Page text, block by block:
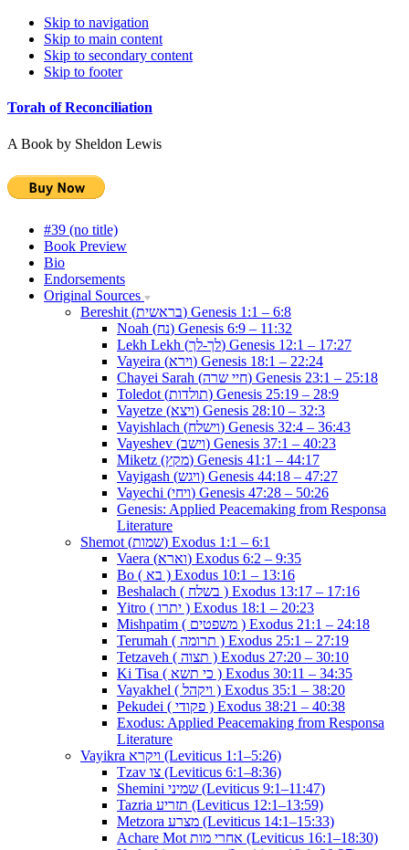
Skip to navigation
Skip to main content
Skip to secondary content
Skip to footer
Torah of Reconciliation
A Book by Sheldon Lewis
#39 (no title)
Book Preview
Bio
Endorsements
Original Sources
Bereshit (בראשית) Genesis 1:1 – 6:8
Noah (נח) Genesis 6:9 – 11:32
Lekh Lekh (לך-לך) Genesis 12:1 – 17:27
Vayeira (וירא) Genesis 18:1 – 22:24
Chayei Sarah (חיי שרה) Genesis 23:1 – 25:18
Toledot (תולדות) Genesis 25:19 – 28:9
Vayetze (ויצא) Genesis 28:10 – 32:3
Vayishlach (וישלח) Genesis 32:4 – 36:43
Vayeshev (וישב) Genesis 37:1 – 40:23
Miketz (מקץ) Genesis 41:1 – 44:17
Vayigash (ויגש) Genesis 44:18 – 47:27
Vayechi (ויחי) Genesis 47:28 – 50:26
Genesis: Applied Peacemaking from Responsa
Literature
Shemot (שמות) Exodus 1:1 – 6:1
Vaera (וארא) Exodus 6:2 – 9:35
Bo ( בא ) Exodus 10:1 – 13:16
Beshalach ( בשלח ) Exodus 13:17 – 17:16
Yitro ( יתרו ) Exodus 18:1 – 20:23
Mishpatim ( משפטים ) Exodus 21:1 – 24:18
Terumah ( תרומה ) Exodus 25:1 – 27:19
Tetzaveh ( תצוה ) Exodus 27:20 – 30:10
Ki Tisa ( כי תשא ) Exodus 30:11 – 34:35
Vayakhel ( ויקהל ) Exodus 35:1 – 38:20
Pekudei ( פקודי ) Exodus 38:21 – 40:38
Exodus: Applied Peacemaking from Responsa
Literature
Vayikra ויקרא (Leviticus 1:1–5:26)
Tzav צו (Leviticus 6:1–8:36)
Shemini שמיני (Leviticus 9:1–11:47)
Tazria תזריע (Leviticus 12:1–13:59)
Metzora מצרע (Leviticus 14:1–15:33)
Achare Mot אחרי מות (Leviticus 16:1–18:30)